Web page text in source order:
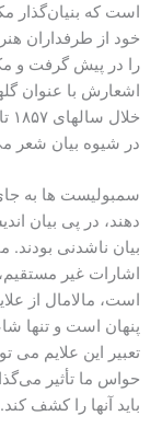
است که بنیان‌گذار
خود از طرفداران
را در پیش گرفت و
اشعارش با عنوان
در شیوه بیان شعر
سمبولیست ها به
دهند، در پی بیان
بیان ناشدنی بودند.
اشارات غیر مستقیم،
است، مالامال از
پنهان است و تنها
تعبیر این علایم می
حواس ما تأثیر
باید آنها را کشف کند.